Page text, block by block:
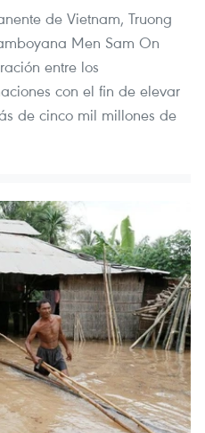
de Vietnam, Truong
Men Sam On
entre los
con el fin de elevar
de cinco mil millones de